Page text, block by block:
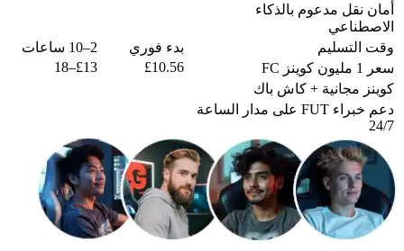
أمان نقل مدعوم بالذكاء
الاصطناعي
وقت التسليم
بدء فوري
سعر 1 مليون كوينز FC
كوينز مجانية + كاش باك
دعم خبراء FUT على مدار الساعة
24/7